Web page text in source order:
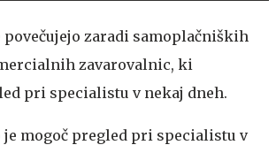
povečujejo zaradi samoplačniških
zavarovalnic, ki
pri specialistu v nekaj dneh.
je mogoč pregled pri specialistu v